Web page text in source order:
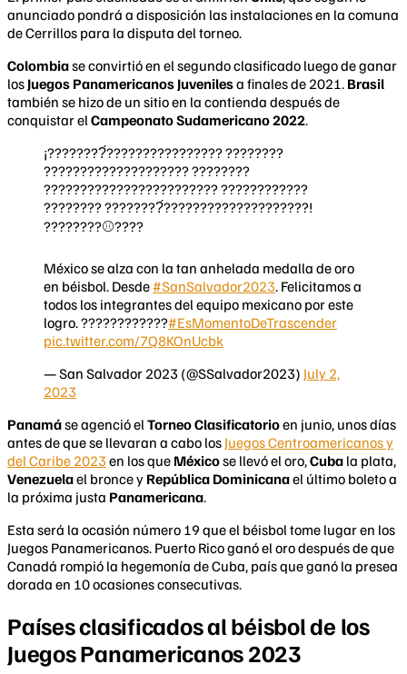
anunciado pondrá a disposición las instalaciones en la comuna
de Cerrillos para la disputa del torneo.
Colombiase convirtió en el segundo clasificado luego de ganar
los Juegos Panamericanos Juvenilesa finales de 2021. Brasil
también se hizo de un sitio en la contienda después de
conquistar el Campeonato Sudamericano 2022.
¡????????́???????????????? ????????
???????????????????? ????????
???????????????????????? ????????????
???????? ????????́????????????????????!
????????⚾????
México se alza con la tan anhelada medalla de oro
en béisbol. Desde #SanSalvador2023. Felicitamos a
todos los integrantes del equipo mexicano por este
logro. ????????????#EsMomentoDeTrascender
pic.twitter.com/7Q8KOnUcbk
— San Salvador 2023 (@SSalvador2023) July 2,
2023
Panamáse agenció el Torneo Clasificatorioen junio, unos días
antes de que se llevaran a cabo los Juegos Centroamericanos y
del Caribe 2023 en los que Méxicose llevó el oro,Cuba la plata,
Venezuelael bronce y República Dominicanael último boleto a
la próxima justa Panamericana.
Esta será la ocasión número 19 que el béisbol tome lugar en los
Juegos Panamericanos. Puerto Rico ganó el oro después de que
Canadá rompió la hegemonía de Cuba, país que ganó la presea
dorada en 10 ocasiones consecutivas.
Países clasificados al béisbol de los
Juegos Panamericanos 2023